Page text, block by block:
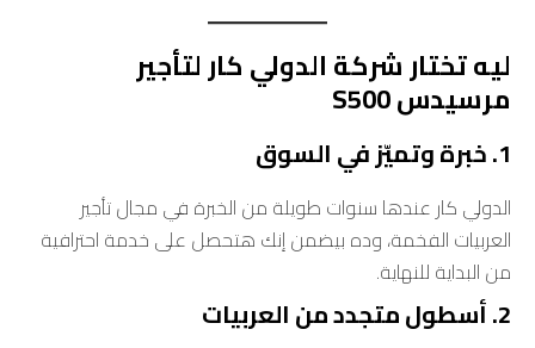
ليه تختار شركة الدولي كار لتأجير
مرسيدس S500
1. خبرة وتميّز في السوق
الدولي كار عندها سنوات طويلة من الخبرة في مجال تأجير
العربيات الفخمة، وده بيضمن إنك هتحصل على خدمة احترافية
من البداية للنهاية.
2. أسطول متجدد من العربيات